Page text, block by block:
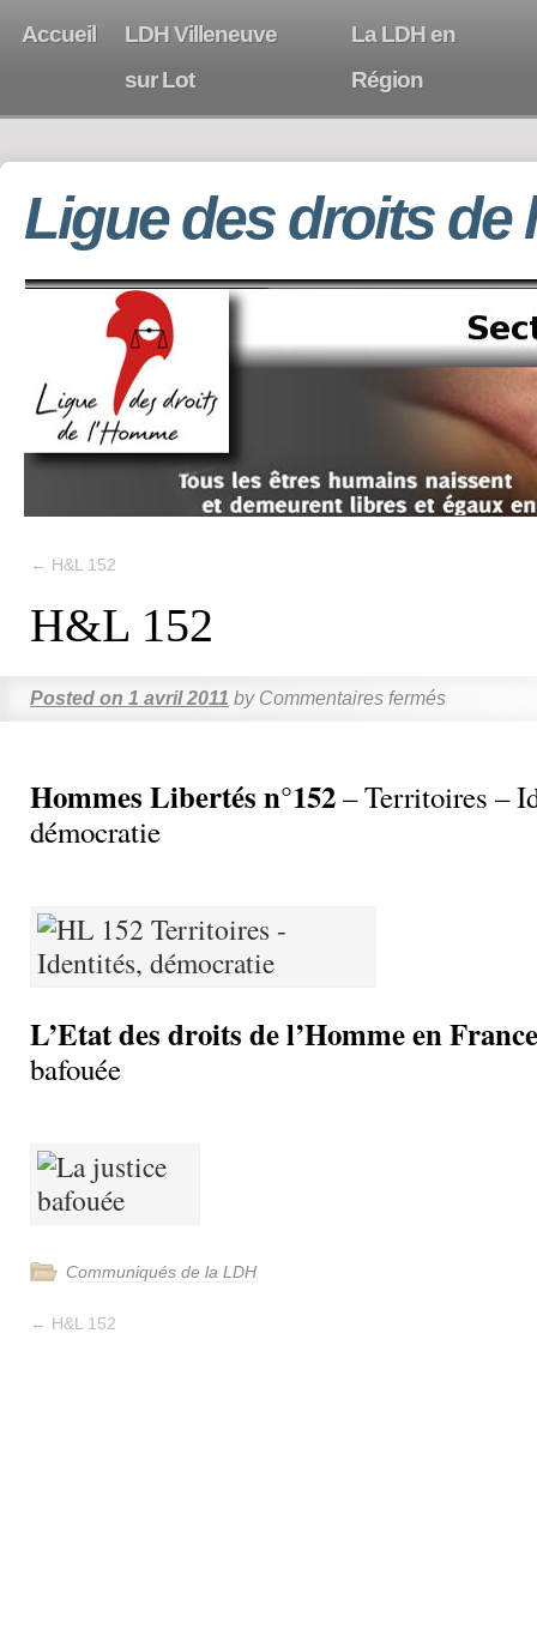
Accueil
LDH Villeneuve
sur Lot
La LDH en
Région
Ligue des droits de
← H&L 152
H&L 152
Posted on 1 avril 2011 by Commentaires fermés
Hommes Libertés n°152– Territoires –
démocratie
L’Etat des droits de l’Homme en France
bafouée
Communiqués de la LDH
← H&L 152